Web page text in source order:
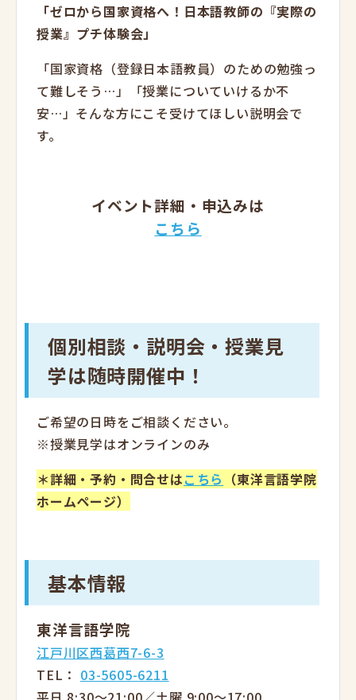
「ゼロから国家資格へ！日本語教師の『実際の
授業』プチ体験会」
「国家資格（登録日本語教員）のための勉強っ
て難しそう…」「授業についていけるか不
安…」そんな方にこそ受けてほしい説明会で
す。
イベント詳細・申込みは
こちら
個別相談・説明会・授業見
学は随時開催中！
ご希望の日時をご相談ください。
※授業見学はオンラインのみ
＊詳細・予約・問合せはこちら （東洋言語学院
ホームページ）
基本情報
東洋言語学院
江戸川区西葛西7-6-3
TEL： 03-5605-6211